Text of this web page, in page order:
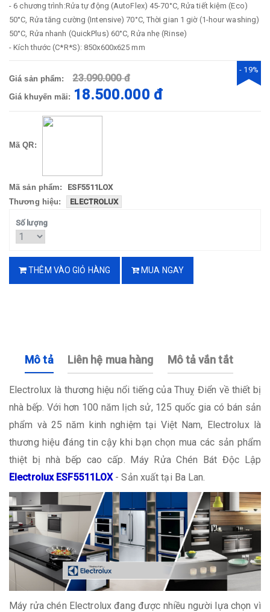
- 6 chương trình:Rửa tự động (AutoFlex) 45-70°C, Rửa tiết kiệm (Eco)
50°C, Rửa tăng cường (Intensive) 70°C, Thời gian 1 giờ (1-hour washing)
50°C, Rửa nhanh (QuickPlus) 60°C, Rửa nhẹ (Rinse)
- Kích thước (C*R*S): 850x600x625 mm
Giá sản phẩm: 23.090.000 đ
Giá khuyến mãi: 18.500.000 đ
- 19%
Mã QR:
Mã sản phẩm:
ESF5511LOX
Thương hiệu:
ELECTROLUX
Số lượng
THÊM VÀO GIỎ HÀNG MUA NGAY
Mô tả Liên hệ mua hàng Mô tả vắn tắt
Electrolux là thương hiệu nổi tiếng của Thuỵ Điển về thiết bị
nhà bếp. Với hơn 100 năm lịch sử, 125 quốc gia có bán sản
phẩm và 25 năm kinh nghiệm tại Việt Nam, Electrolux là
thương hiệu đáng tin cậy khi bạn chọn mua các sản phẩm
thiệt bị nhà bếp cao cấp. Máy Rửa Chén Bát Độc Lập
Electrolux ESF5511LOX- Sản xuất tại Ba Lan.
Máy rửa chén Electrolux đang được nhiều người lựa chọn vì